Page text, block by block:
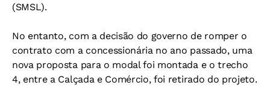
(SMSL).
No entanto, com a decisão do governo de romper o
contrato com a concessionária no ano passado, uma
nova proposta para o modal foi montada e o trecho
4, entre a Calçada e Comércio, foi retirado do projeto.